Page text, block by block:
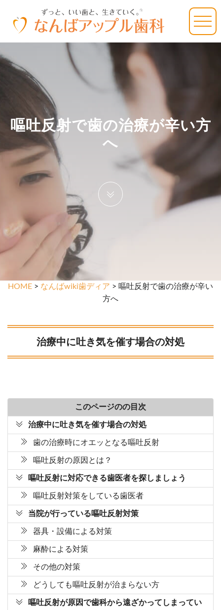
嘔吐反射で歯の治療が辛い方
へ
HOME > なんばwiki歯ディア > 嘔吐反射で歯の治療が辛い
方へ
治療中に吐き気を催す場合の対処
このページのの目次
治療中に吐き気を催す場合の対処
歯の治療時にオエッとなる嘔吐反射
嘔吐反射の原因とは？
嘔吐反射に対応できる歯医者を探しましょう
嘔吐反射対策をしている歯医者
当院が行っている嘔吐反射対策
器具・設備による対策
麻酔による対策
その他の対策
どうしても嘔吐反射が治まらない方
嘔吐反射が原因で歯科から遠ざかってしまってい